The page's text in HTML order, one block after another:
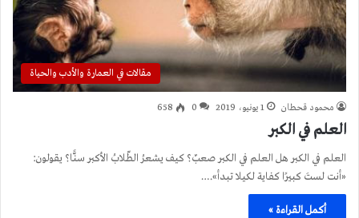
مقالات في العمارة والأدب والحياة
محمود قحطان 1 يونيو، 2019 0
658
العلم في الكبر
العلم في الكبر هل العلم في الكبر صعبٌ؟ كيف يشعرُ الطّلابُ الأكبر سنًّا؟ يقولون:
«أنت لستَ كبيرًا كفاية لكيلا تبدأ».…
أكمل القراءة »